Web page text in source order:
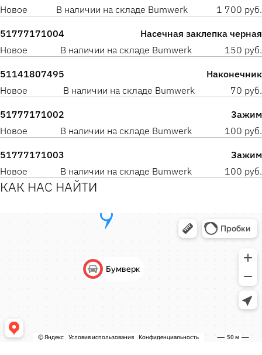
Новое
В наличии на складе Bumwerk 1 700 руб.
51777171004
Насечная заклепка черная
Новое
В наличии на складе Bumwerk 150 руб.
51141807495
Наконечник
Новое
В наличии на складе Bumwerk 70 руб.
51777171002
Зажим
Новое
В наличии на складе Bumwerk 100 руб.
51777171003
Зажим
Новое
В наличии на складе Bumwerk 100 руб.
КАК НАС НАЙТИ